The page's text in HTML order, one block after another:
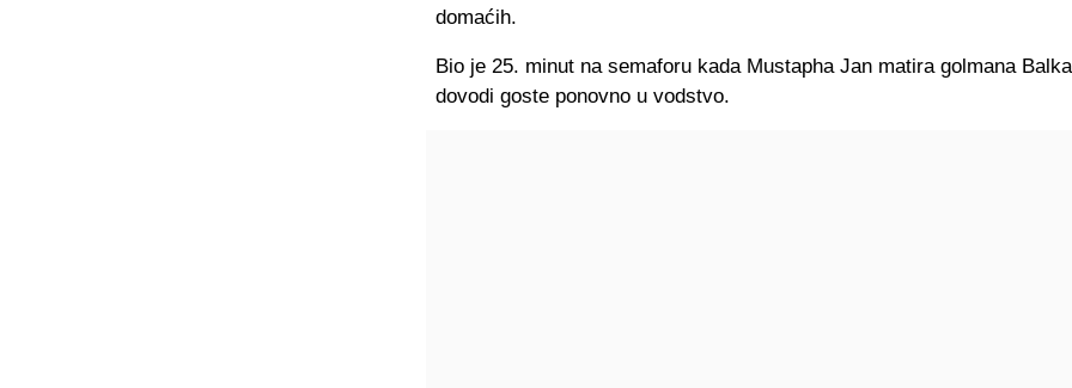
domaćih.
Bio je 25. minut na semaforu kada Mustapha Jan matira golmana
dovodi goste ponovno u vodstvo.